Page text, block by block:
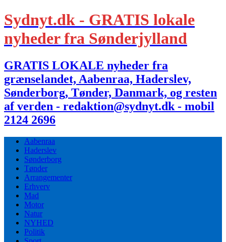
Sydnyt.dk - GRATIS lokale
nyheder fra Sønderjylland
GRATIS LOKALE nyheder fra
grænselandet, Aabenraa, Haderslev,
Sønderborg, Tønder, Danmark, og resten
af verden - redaktion@sydnyt.dk - mobil
2124 2696
Aabenraa
Haderslev
Sønderborg
Tønder
Arrangementer
Erhverv
Mad
Motor
Natur
NYHED
Politik